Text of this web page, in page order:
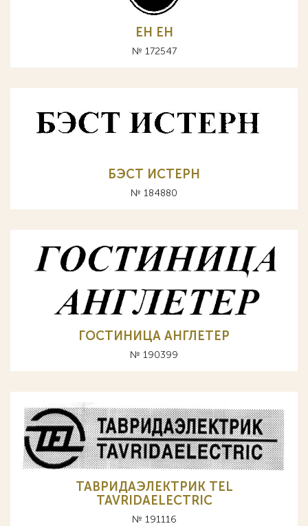
EH ЕН
№ 172547
БЭСТ ИСТЕРН
№ 184880
ГОСТИНИЦА АНГЛЕТЕР
№ 190399
ТАВРИДАЭЛЕКТРИК TEL
TAVRIDAELECTRIC
№ 191116